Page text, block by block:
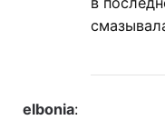
elbonia: